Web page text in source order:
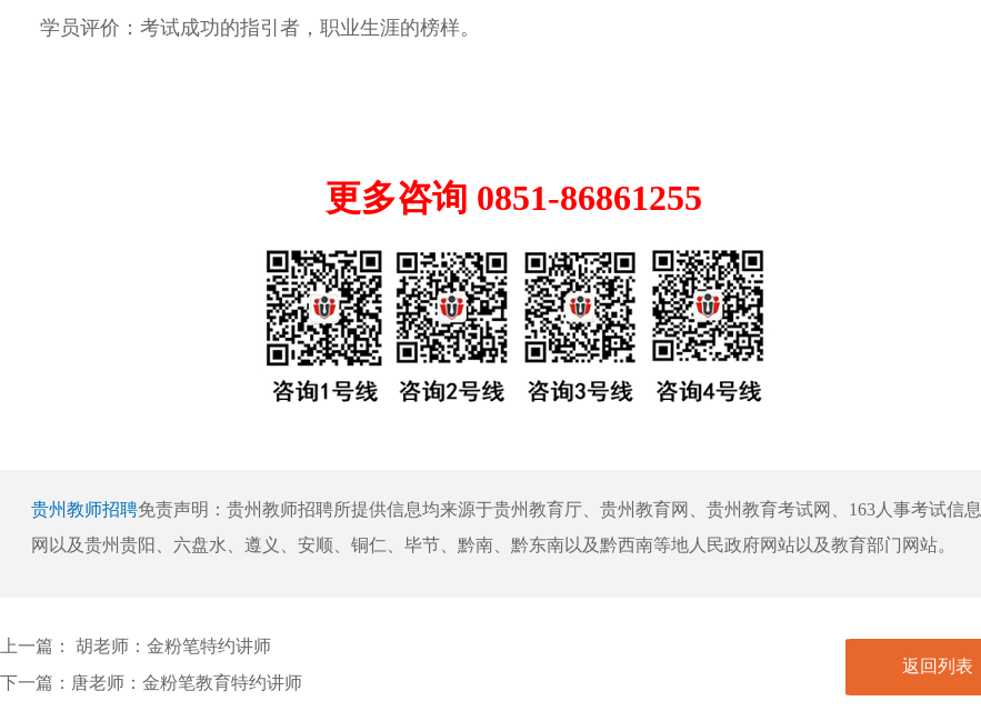
学员评价：考试成功的指引者，职业生涯的榜样。
更多咨询 0851-86861255
贵州教师招聘免责声明：贵州教师招聘所提供信息均来源于贵州教育厅、贵州教育网、贵州教育考试网、163人事考试信息
网以及贵州贵阳、六盘水、遵义、安顺、铜仁、毕节、黔南、黔东南以及黔西南等地人民政府网站以及教育部门网站。
上一篇：
胡老师：金粉笔特约讲师
下一篇： 唐老师：金粉笔教育特约讲师